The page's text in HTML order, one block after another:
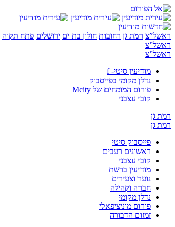
ראשל”צ רמת גן רחובות חולון בת ים ירושלים פתח תקוה
ראשל”צ
ראשל”צ
מודיעין סיטי- f
נדלן מקומי בפייסבוק
פורום המומחים של Mcity
קובי עצבני
רמת גן
רמת גן
פייסבוק סיטי
ראשונים רעבים
קובי עצבני
מודיעין ברשת
נוער וצעירים
חברה וקהילה
נדלן מקומי
פורום מוניציפאלי
זמזום הדבורה